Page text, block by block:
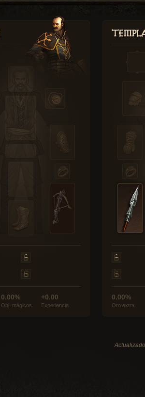
0.00%
Obj. mágicos
+0.00
Experiencia
0.00%
Oro extra